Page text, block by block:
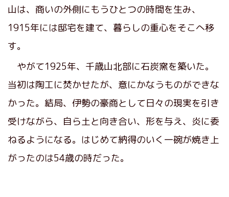
山は、商いの外側にもうひとつの時間を生み、
1915年には邸宅を建て、暮らしの重心をそこへ移
す。
やがて1925年、千歳山北部に石炭窯を築いた。
当初は陶工に焚かせたが、意にかなうものができな
かった。結局、伊勢の豪商として日々の現実を引き
受けながら、自ら土と向き合い、形を与え、炎に委
ねるようになる。はじめて納得のいく一碗が焼き上
がったのは54歳の時だった。